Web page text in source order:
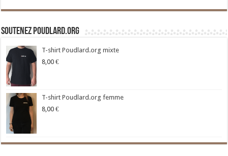
Soutenez Poudlard.org
T-shirt Poudlard.org mixte
8,00 €
T-shirt Poudlard.org femme
8,00 €